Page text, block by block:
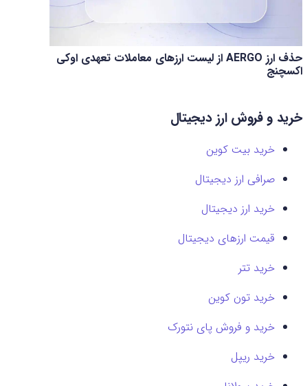
حذف ارز AERGO از لیست ارزهای معاملات تعهدی اوکی
اکسچنج
خرید و فروش ارز دیجیتال
خرید بیت کوین
صرافی ارز دیجیتال
خرید ارز دیجیتال
قیمت ارزهای دیجیتال
خرید تتر
خرید تون کوین
خرید و فروش پای نتورک
خرید ریپل